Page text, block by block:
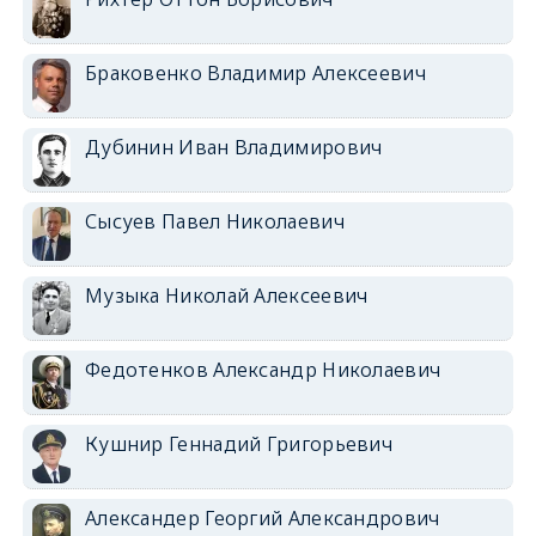
Браковенко Владимир Алексеевич
Дубинин Иван Владимирович
Сысуев Павел Николаевич
Музыка Николай Алексеевич
Федотенков Александр Николаевич
Кушнир Геннадий Григорьевич
Александер Георгий Александрович